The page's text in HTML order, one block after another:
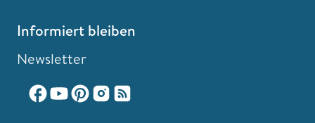
Informiert bleiben
Newsletter